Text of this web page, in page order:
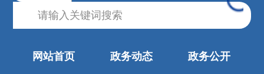
网站首页 政务动态 政务公开